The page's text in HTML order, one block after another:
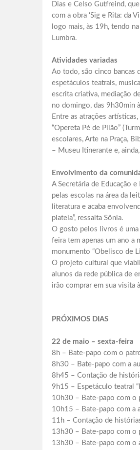
Dias e Celso Gutfreind,
com a obra ‘Sig e Rita: da
logo mais, às 19h, tendo
Lumbra.
Atividades variadas
Ao todo, são cinco bancas
espetáculos teatrais,
escrita criativa, mediação
no domingo, das 9h30min
Entre as atrações
“Opereta Pé de Pilão”
escolares, Arte na Praça,
– Museu Itinerante e,
Envolvimento da
A Secretária de Educação
pelas escolas na área da
literatura e acaba
plateia”, ressalta Sônia.
O gosto pelos livros é uma
feira tem apenas um ano a
monumento “Obelisco de
O projeto cultural que
alunos da rede pública de
irão comprar em sua visita
PRÓXIMOS DIAS
22 de maio – sexta-feira
8h – Bate-papo com o
8h30 – Bate-papo com a
8h45 – Contação de
9h15 – Espetáculo teatral
10h30 – Bate-papo com o
10h15 – Bate-papo com a
11h – Contação de
13h30 – Bate-papo com o
13h30 – Bate-papo com o